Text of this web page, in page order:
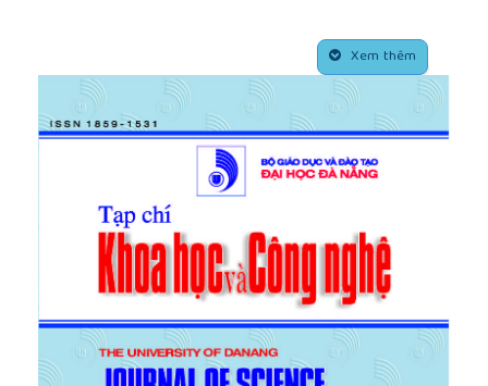
Do Minh Duc, Le Vu An, Le Khanh Toan,
“Bending of functionally graded beams under axial
force”, Conference on advanced technology in civil
engineering towards sustainable development,
H.-S. Shen, Functionally graded materials:
nonlinear analysis of plates and shells, Published
by Taylor & Francis Group, LLC, 2009.
H.-T. Thai, T.P. Vo, “Bending and free vibration of
functionally graded beams using various higher-
order shear deformation beam theories”,
International Journal of Mechanical Sciences, 62,
2012, pp. 57–66.
[8]J. Ying, C.F. Lu, W. Q. Chen, “Two-dimensional
Xem thêm